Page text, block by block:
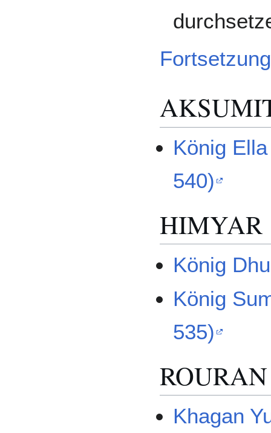
König
540)
HIMYAR
König
König
535)
ROURAN
Khagan